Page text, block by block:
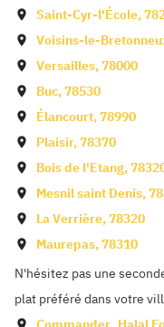
Saint-Cyr-l'École,
Voisins-le-
Versailles,78000
Buc,78530
Élancourt,78990
Plaisir,78370
Bois de l'Etang,
Mesnil saint Denis,
La Verrière,78320
Maurepas,78310
N'hésitez pas une
plat préféré dans votre